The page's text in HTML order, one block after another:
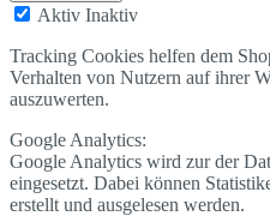
Aktiv Inaktiv
Tracking Cookies helfen dem
Verhalten von Nutzern auf ihrer
auszuwerten.
Google Analytics:
Google Analytics wird zur der
eingesetzt. Dabei können
erstellt und ausgelesen werden.